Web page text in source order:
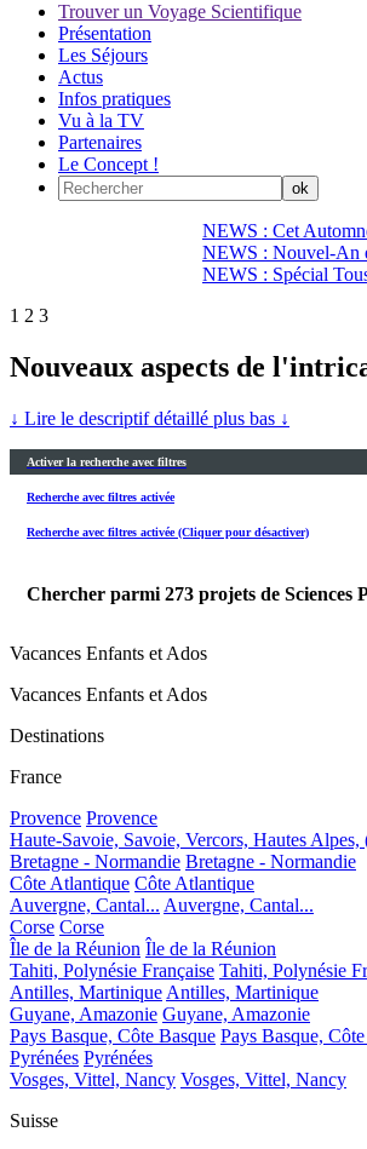
Trouver un Voyage Scientifique
Présentation
Les Séjours
Actus
Infos pratiques
Vu à la TV
Partenaires
Le Concept !
NEWS : Cet
NEWS : Nouvel-An
NEWS : Spécial
1 2 3
Nouveaux aspects de
↓ Lire le descriptif détaillé plus bas ↓
Activer la recherche avec filtres
Recherche avec filtres activée
Recherche avec filtres activée (Cliquer pour désactiver)
Chercher parmi 273 projets de Sciences
Vacances Enfants et Ados
Vacances Enfants et Ados
Destinations
France
Provence Provence
Haute-Savoie, Savoie, Vercors, Hautes Alpes,
Bretagne - Normandie Bretagne - Normandie
Côte Atlantique Côte Atlantique
Auvergne, Cantal... Auvergne, Cantal...
Corse Corse
Île de la Réunion Île de la Réunion
Tahiti, Polynésie Française Tahiti, Polynésie
Antilles, Martinique Antilles, Martinique
Guyane, Amazonie Guyane, Amazonie
Pays Basque, Côte Basque Pays Basque,
Pyrénées Pyrénées
Vosges, Vittel, Nancy Vosges, Vittel, Nancy
Suisse